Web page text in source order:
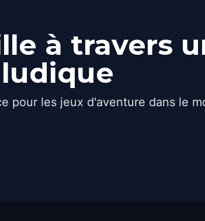
à travers
ludique
pour les jeux d'aventure dans le